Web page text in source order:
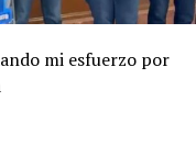
mi esfuerzo por